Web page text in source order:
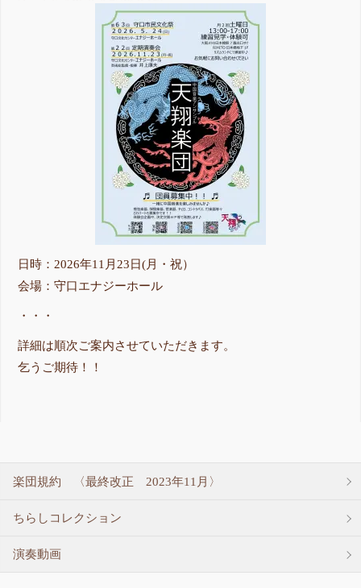
日時：2026年11月23日(月・祝）
会場：守口エナジーホール
・・・
詳細は順次ご案内させていただきます。
乞うご期待！！
楽団規約 〈最終改正 2023年11月〉
ちらしコレクション
演奏動画